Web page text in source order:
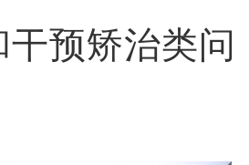
预矫治类问